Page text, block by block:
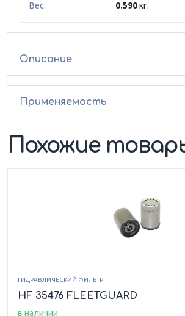
Вес: 0.590кг.
Описание
Применяемость
Похожие
ГИДРАВЛИЧЕСКИЙ ФИЛЬТР
HF 35476 FLEETGUARD
в наличии